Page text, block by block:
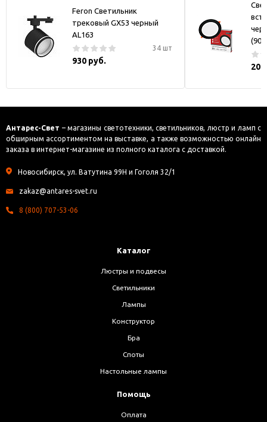
Feron Светильник
трековый GX53 черный
AL163
34 шт
930 руб.
(90)
Антарес-Свет – магазины светотехники, светильников, люстр и ламп с
обширным ассортиментом на выставке, а также возможностью онлайн
заказа в интернет-магазине из полного каталога с доставкой.
Новосибирск, ул. Ватутина 99Н и Гоголя 32/1
zakaz@antares-svet.ru
8 (800) 707-53-06
Каталог
Люстры и подвесы
Светильники
Лампы
Конструктор
Бра
Споты
Настольные лампы
Помощь
Оплата